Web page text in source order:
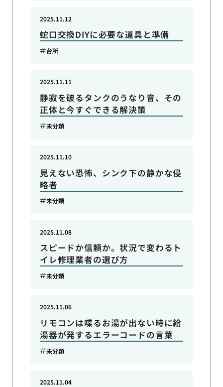
蛇口交換DIYに必要な道具と準備
2025.11.12
台所
静寂を破るタンクのうなり音、その
正体と今すぐできる解決策
2025.11.11
未分類
見えない恐怖、シンク下の静かな侵
略者
2025.11.10
未分類
スピードか信頼か。状況で変わるト
イレ修理業者の選び方
2025.11.08
未分類
リモコンは喋るお湯が出ない時に給
湯器が発するエラーコードの言葉
2025.11.06
未分類
2025.11.04